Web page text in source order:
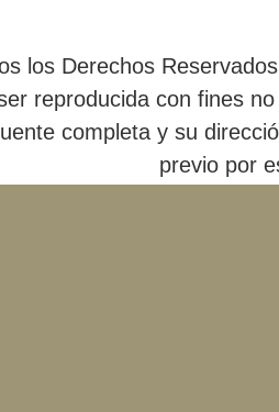
los Derechos
reproducida con fines
completa y su
previo por